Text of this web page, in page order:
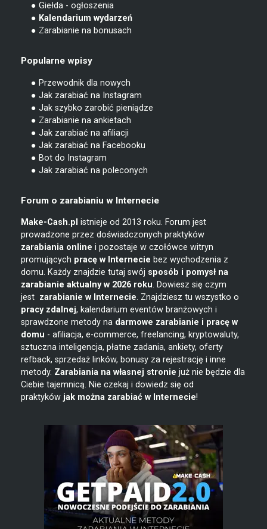
● Giełda - ogłoszenia
● Kalendarium wydarzeń
● Zarabianie na bonusach
Popularne wpisy
● Przewodnik dla nowych
● Jak zarabiać na Instagram
● Jak szybko zarobić pieniądze
● Zarabianie na ankietach
● Jak zarabiać na afiliacji
● Jak zarabiać na Facebooku
● Bot do Instagram
● Jak zarabiać na poleconych
Forum o zarabianiu w Internecie
Make-Cash.pl istnieje od 2013 roku. Forum jest
prowadzone przez doświadczonych praktyków
zarabiania online i pozostaje w czołówce witryn
promujących pracę w Internecie bez wychodzenia z
domu. Każdy znajdzie tutaj swój sposób i pomysł na
zarabianie aktualny w 2026 roku. Dowiesz się czym
jest zarabianie w Internecie. Znajdziesz tu wszystko o
pracy zdalnej, kalendarium eventów branżowych i
sprawdzone metody na darmowe zarabianie i pracę w
domu - afiliacja, e-commerce, freelancing, kryptowaluty,
sztuczna inteligencja, płatne zadania, ankiety, oferty
refback, sprzedaż linków, bonusy za rejestrację i inne
metody. Zarabiania na własnej stronie już nie będzie dla
Ciebie tajemnicą. Nie czekaj i dowiedz się od
praktyków jak można zarabiać w Internecie!